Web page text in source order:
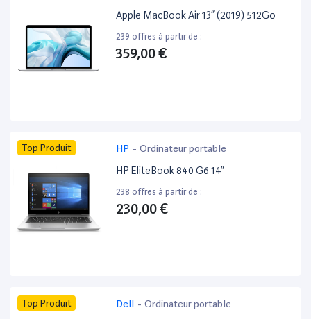
Apple MacBook Air 13” (2019) 512Go
239 offres à partir de :
359,00 €
Top Produit HP - Ordinateur portable
HP EliteBook 840 G6 14”
238 offres à partir de :
230,00 €
Top Produit Dell - Ordinateur portable